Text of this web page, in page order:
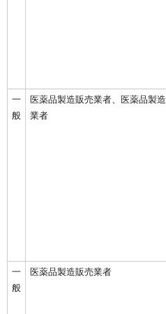
一
般
医薬品製造販売業者、医薬品製造
業者
一
般
医薬品製造販売業者